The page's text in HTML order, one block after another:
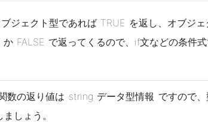
ジェクト型であれば TRUE を返し、オブジ
FALSE で返ってくるので、if文などの条件式
数の返り値は string データ型情報 ですので、
しょう。